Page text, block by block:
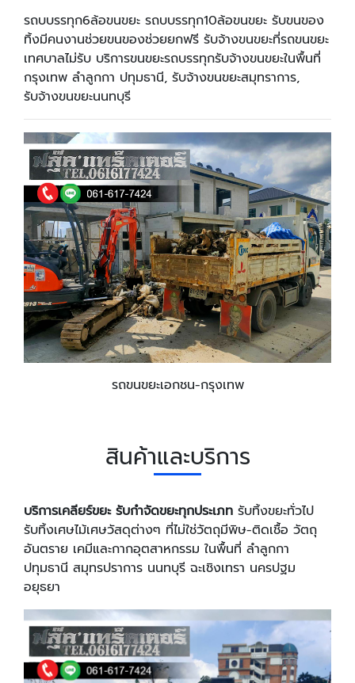
รถบบรรทุก6ล้อขนขยะ รถบบรรทุก10ล้อขนขยะ รับขนของ
ทิ้งมีคนงานช่วยขนของช่วยยกฟรี รับจ้างขนขยะที่รถขนขยะ
เทศบาลไม่รับ บริการขนขยะรถบรรทุกรับจ้างขนขยะในพื้นที่
กรุงเทพ ลำลูกกา ปทุมธานี, รับจ้างขนขยะสมุทราการ,
รับจ้างขนขยะนนทบุรี
รถขนขยะเอกชน-กรุงเทพ
สินค้าและบริการ
บริการเคลียร์ขยะ รับกำจัดขยะทุกประเภท รับทิ้งขยะทั่วไป
รับทิ้งเศษไม้เศษวัสดุต่างๆ ที่ไม่ใช่วัตถุมีพิษ-ติดเชื้อ วัตถุ
อันตราย เคมีและกากอุตสาหกรรม ในพื้นที่ ลำลูกกา
ปทุมธานี สมุทรปราการ นนทบุรี ฉะเชิงเทรา นครปฐม
อยุธยา